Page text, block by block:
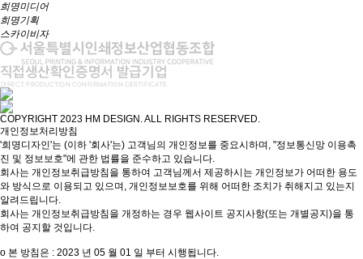
희명미디어
희명기획
스카이비자
COPYRIGHT 2023 HM DESIGN. ALL RIGHTS RESERVED.
개인정보처리방침
'희명디자인'는 (이하 '회사'는) 고객님의 개인정보를 중요시하며, "정보통신망 이용촉
진 및 정보보호"에 관한 법률을 준수하고 있습니다.
회사는 개인정보취급방침을 통하여 고객님께서 제공하시는 개인정보가 어떠한 용도
와 방식으로 이용되고 있으며, 개인정보보호를 위해 어떠한 조치가 취해지고 있는지
알려드립니다.
회사는 개인정보취급방침을 개정하는 경우 웹사이트 공지사항(또는 개별공지)을 통
하여 공지할 것입니다.
ο 본 방침은 : 2023 년 05 월 01 일 부터 시행됩니다.